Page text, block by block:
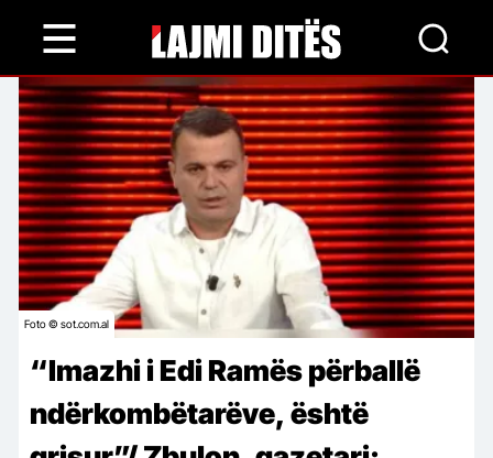
content
Foto © sot.com.al
“Imazhi i Edi Ramës përballë
ndërkombëtarëve, është